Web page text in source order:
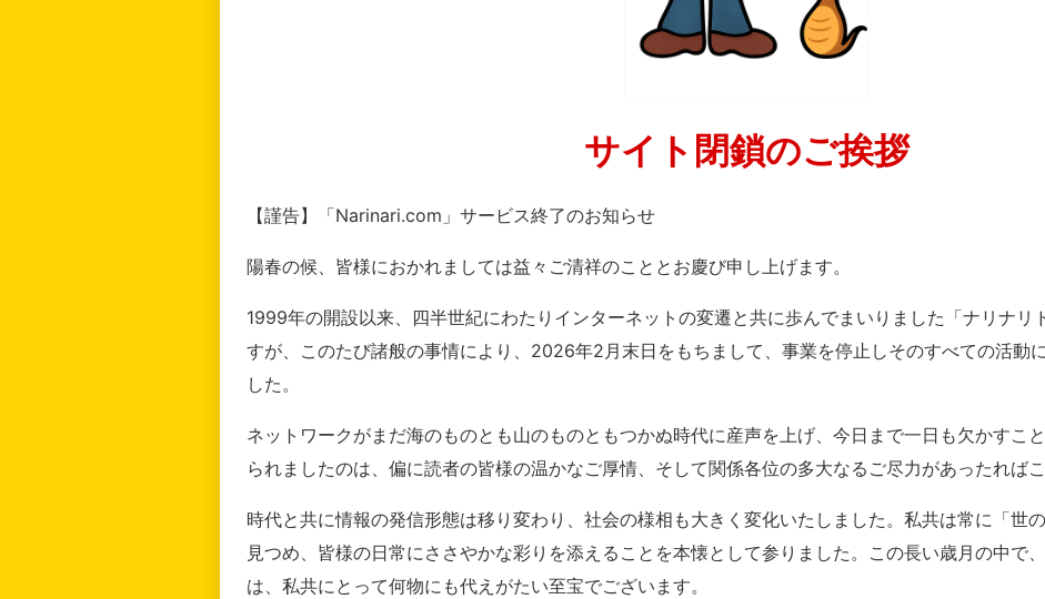
サイト閉鎖のご挨拶
【謹告】「Narinari.com」サービス終了のお知らせ
陽春の候、皆様におかれましては益々ご清祥のこととお慶び申し上げます。
1999年の開設以来、四半世紀にわたりインターネットの変遷と共に歩んでまいりました「ナリナリ
すが、このたび諸般の事情により、2026年2月末日をもちまして、事業を停止しそのすべての活動
した。
ネットワークがまだ海のものとも山のものともつかぬ時代に産声を上げ、今日まで一日も欠かすこ
られましたのは、偏に読者の皆様の温かなご厚情、そして関係各位の多大なるご尽力があったればこ
時代と共に情報の発信形態は移り変わり、社会の様相も大きく変化いたしました。私共は常に「世
見つめ、皆様の日常にささやかな彩りを添えることを本懐として参りました。この長い歳月の中で
は、私共にとって何物にも代えがたい至宝でございます。